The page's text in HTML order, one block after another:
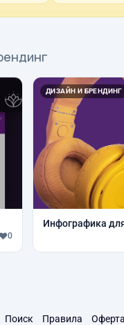
0
ДИЗАЙН И БРЕНДИНГ
Инфографика
Поиск Правила Оферта